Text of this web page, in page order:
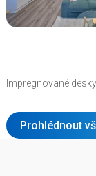
Impregnované desky
Prohlédnout